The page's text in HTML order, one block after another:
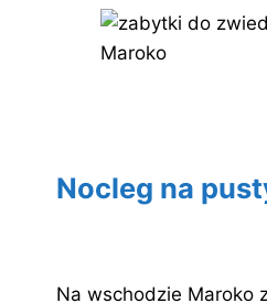
Nocleg na
Na wschodzie Maroko